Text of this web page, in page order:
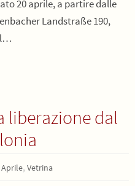
20 aprile, a partire dalle
Landstraße 190,
liberazione dal
, Vetrina